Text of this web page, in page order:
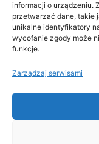
informacji o urządzeniu.
przetwarzać dane, takie
unikalne identyfikatory
wycofanie zgody może
funkcje.
Zarządzaj serwisami
Potrzebujesz